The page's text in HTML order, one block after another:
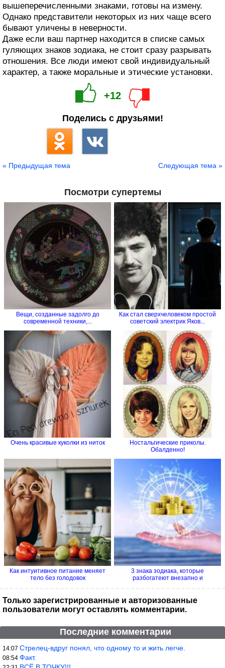
вышеперечисленными знаками, готовы на измену.
Однако представители некоторых из них чаще всего
бывают уличены в неверности.
Даже если ваш партнер находится в списке самых
гуляющих знаков зодиака, не стоит сразу разрывать
отношения. Все люди имеют свой индивидуальный
характер, а также моральные и этические установки.
+12
Поделись с друзьями!
« Предыдущая тема Следующая тема »
Посмотри супертемы
Вещи, созданные задолго до
современной техники,...
Как стал сверхчеловеком простой
советский электрик Яков...
Очень красивые куколки из ниток
Ностальгические приколы.
Обалденно!
Как интуитивное питание меняет
тело без голодовок
3 знака зодиака, которые
разбогатеют внезапно и
Только зарегистрированные и авторизованные
пользователи могут оставлять комментарии.
Последние комментарии
14:07 Стрелец-вдруг понял, что одному то и жить легче.
08:54 Факт.